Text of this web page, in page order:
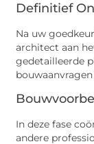
Definitief
Na uw
architect aan
gedetailleerde
In deze fase
andere